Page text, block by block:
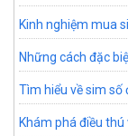
Kinh nghiệm mua
Những cách đặc
Tìm hiểu về sim số
Khám phá điều